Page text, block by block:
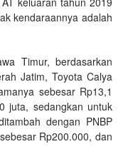
kendaraannya adalah
Timur, berdasarkan
Jatim, Toyota Calya
sebesar Rp13,1
juta, sedangkan untuk
dengan PNBP
Rp200.000, dan